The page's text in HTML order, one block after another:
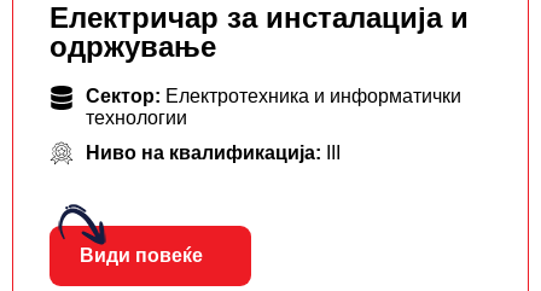
Електричар за инсталација и
одржување
Сектор: Електротехника и информатички
технологии
Ниво на квалификација:
Види повеќе